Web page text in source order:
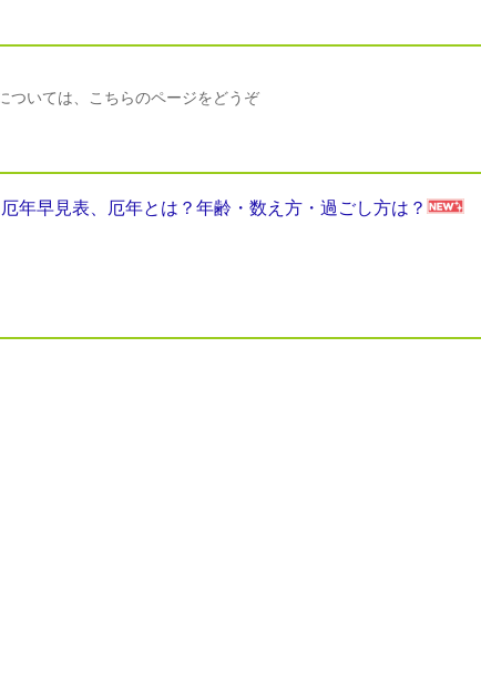
いては、こちらのページをどうぞ
年早見表、厄年とは？年齢・数え方・過ごし方は？